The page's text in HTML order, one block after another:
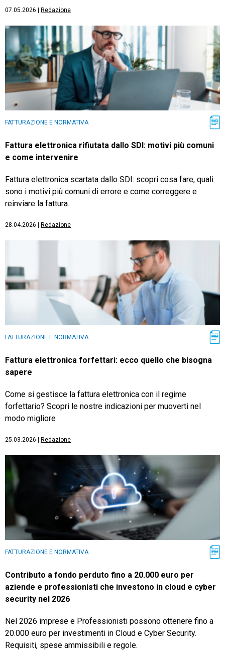
07.05.2026 Redazione
FATTURAZIONE E NORMATIVA
Fattura elettronica rifiutata dallo SDI: motivi più comuni
e come intervenire
Fattura elettronica scartata dallo SDI: scopri cosa fare, quali
sono i motivi più comuni di errore e come correggere e
reinviare la fattura.
28.04.2026 Redazione
FATTURAZIONE E NORMATIVA
Fattura elettronica forfettari: ecco quello che bisogna
sapere
Come si gestisce la fattura elettronica con il regime
forfettario? Scopri le nostre indicazioni per muoverti nel
modo migliore
25.03.2026 Redazione
FATTURAZIONE E NORMATIVA
Contributo a fondo perduto fino a 20.000 euro per
aziende e professionisti che investono in cloud e cyber
security nel 2026
Nel 2026 imprese e Professionisti possono ottenere fino a
20.000 euro per investimenti in Cloud e Cyber Security.
Requisiti, spese ammissibili e regole.